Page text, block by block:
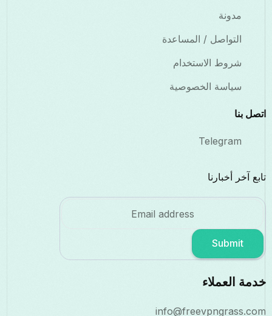
مدونة
التواصل / المساعدة
شروط الاستخدام
سياسة الخصوصية
اتصل بنا
Telegram
تابع آخر أخبارنا
Submit
خدمة العملاء
info@freevpngrass.com